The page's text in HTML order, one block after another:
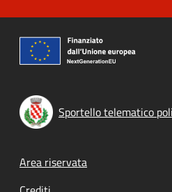
Sportello telematico
Footer menu
Area riservata